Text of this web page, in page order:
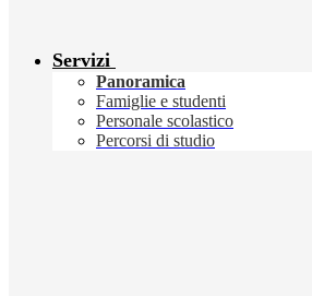
Servizi
Panoramica
Famiglie e studenti
Personale scolastico
Percorsi di studio